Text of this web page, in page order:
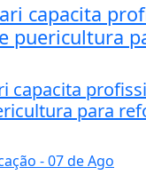
capacita
puericultura
capacita
para
- 07 de Ago